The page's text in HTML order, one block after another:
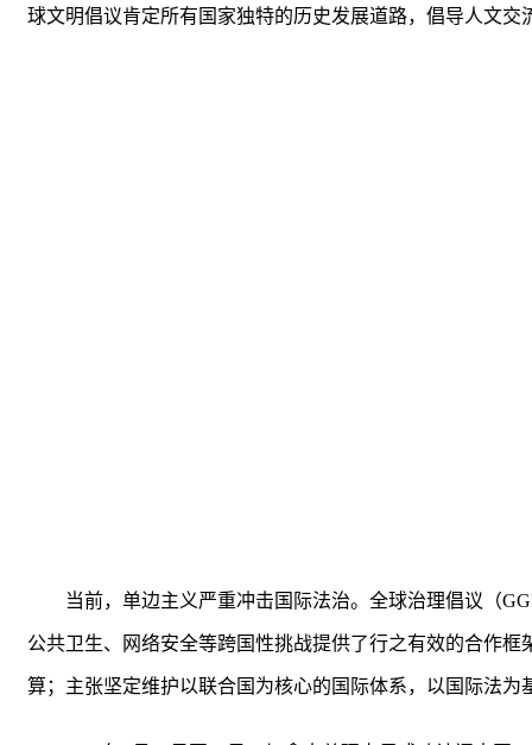
球文明倡议肯定所有国家独特的历史发展道路，倡导人文
当前，单边主义严重冲击国际法治。全球治理倡议（
公共卫生、网络安全等跨国性挑战提供了行之有效的合作
算；主张坚定维护以联合国为核心的国际体系，以国际法